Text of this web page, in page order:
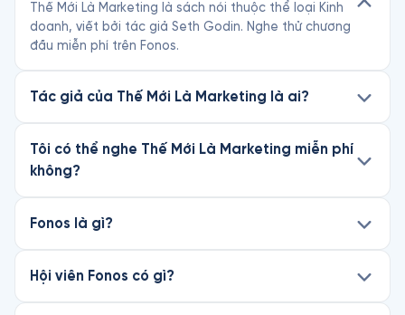
Thế Mới Là Marketing là sách nói thuộc thể loại Kinh
doanh, viết bởi tác giả Seth Godin. Nghe thử chương
đầu miễn phí trên Fonos.
Tác giả của Thế Mới Là Marketing là ai?
Tôi có thể nghe Thế Mới Là Marketing miễn phí
không?
Fonos là gì?
Hội viên Fonos có gì?